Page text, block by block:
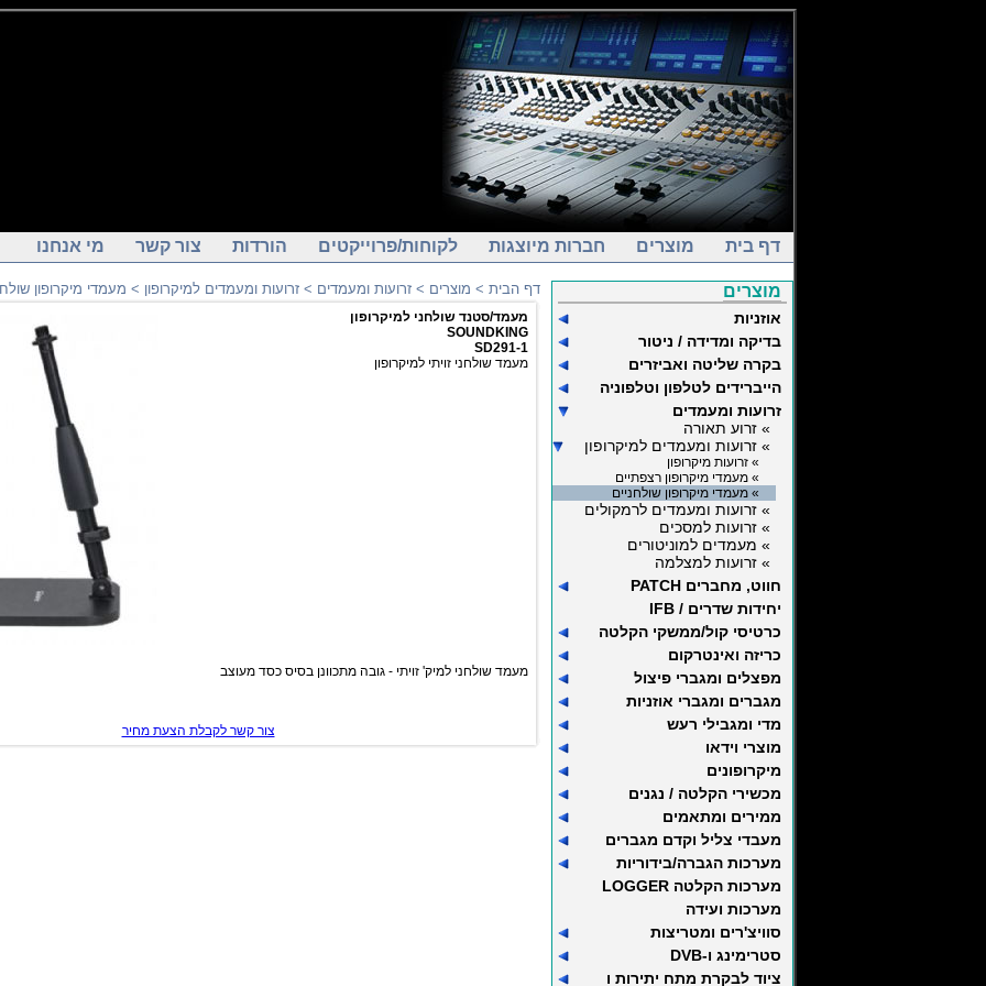
דף בית מוצרים חברות מיוצגות לקוחות/פרוייקטים הורדות צור קשר מי אנחנו
מוצרים
אוזניות
בדיקה ומדידה / ניטור
בקרה שליטה ואביזרים
הייברידים לטלפון וטלפוניה
זרועות ומעמדים
» זרוע תאורה
» זרועות ומעמדים למיקרופון
» זרועות מיקרופון
» מעמדי מיקרופון רצפתיים
» מעמדי מיקרופון שולחניים
» זרועות ומעמדים לרמקולים
» זרועות למסכים
» מעמדים למוניטורים
» זרועות למצלמה
חווט, מחברים PATCH
יחידות שדרים / IFB
כרטיסי קול/ממשקי הקלטה
כריזה ואינטרקום
מפצלים ומגברי פיצול
מגברים ומגברי אוזניות
מדי ומגבילי רעש
מוצרי וידאו
מיקרופונים
מכשירי הקלטה / נגנים
ממירים ומתאמים
מעבדי צליל וקדם מגברים
מערכות הגברה/בידוריות
מערכות הקלטה LOGGER
מערכות ועידה
סוויצ'רים ומטריצות
סטרימינג ו-DVB
ציוד לבקרת מתח יתירות ו
דף הבית > מוצרים > זרועות ומעמדים > זרועות ומעמדים למיקרופון > מעמדי מיקרופון
מעמד/סטנד שולחני למיקרופון
SOUNDKING
SD291-1
מעמד שולחני זויתי למיקרופון
מעמד שולחני למיק' זויתי - גובה מתכוונן בסיס כסד מעוצב
צור קשר לקבלת הצעת מחיר